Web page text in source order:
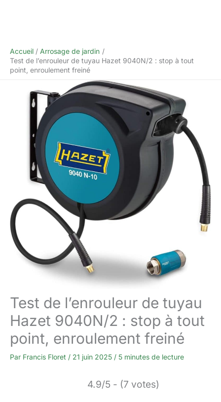
Accueil
Arrosage de jardin
Test de l’enrouleur de tuyau Hazet 9040N/2 : stop à tout
point, enroulement freiné
Test de l’enrouleur de tuyau
Hazet 9040N/2 : stop à tout
point, enroulement freiné
Par Francis Floret / 21 juin 2025 / 5 minutes de lecture
4.9/5 - (7 votes)